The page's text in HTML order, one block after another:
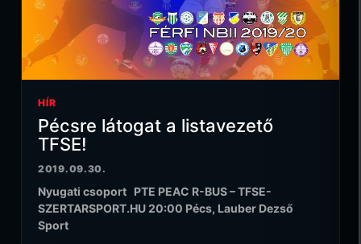
HÍR
Pécsre látogat a listavezető
TFSE!
2019.09.30.
Nyugati csoport PTE PEAC R-BUS – TFSE-
SZERTARSPORT.HU 20:00 Pécs, Lauber Dezső
Sport